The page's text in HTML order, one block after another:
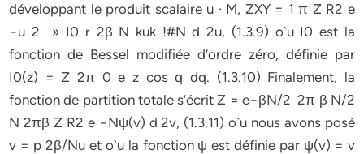
développant le produit scalaire u · M, ZXY = 1 π Z R2 e
−u 2 » I0 r 2β N kuk !#N d 2u, (1.3.9) o`u I0 est la
fonction de Bessel modifiée d’ordre zéro, définie par
I0(z) = Z 2π 0 e z cos q dq. (1.3.10) Finalement, la
fonction de partition totale s’écrit Z = e−βN/2 2π β N/2
N 2πβ Z R2 e −Nψ(v) d 2v, (1.3.11) o`u nous avons posé
v = p 2β/Nu et o`u la fonction ψ est définie par ψ(v) = v